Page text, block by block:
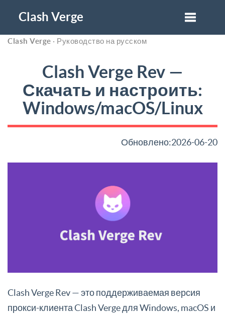
Clash Verge
Clash Verge · Руководство на русском
Clash Verge Rev —
Скачать и настроить:
Windows/macOS/Linux
Обновлено:2026-06-20
Clash Verge Rev — это поддерживаемая версия
прокси-клиента Clash Verge для Windows, macOS и